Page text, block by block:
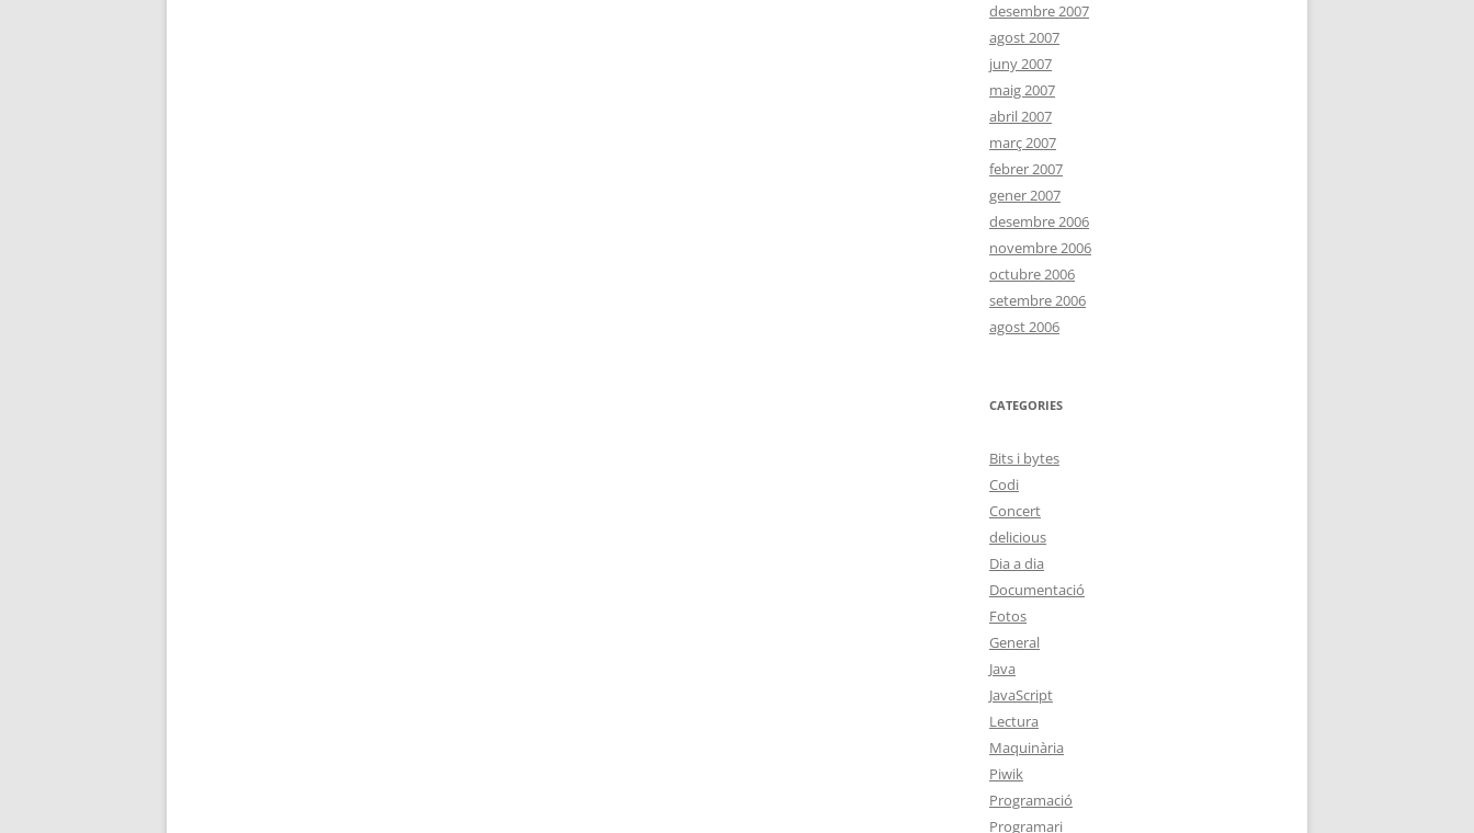
desembre 2007
agost 2007
juny 2007
maig 2007
abril 2007
març 2007
febrer 2007
gener 2007
desembre 2006
novembre 2006
octubre 2006
setembre 2006
agost 2006
CATEGORIES
Bits i bytes
Codi
Concert
delicious
Dia a dia
Documentació
Fotos
General
Java
JavaScript
Lectura
Maquinària
Piwik
Programació
Programari